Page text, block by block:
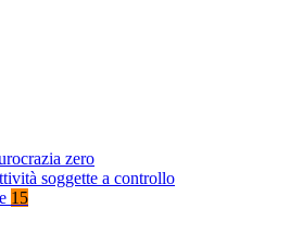
zero
soggette a controllo
15